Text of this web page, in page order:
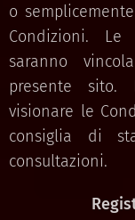
o
Condizioni.
saranno
presente
visionare le
consiglia di
consultazioni.